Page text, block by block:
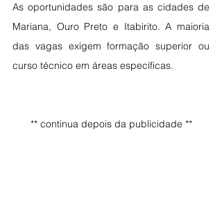
As oportunidades são para as cidades de
Mariana, Ouro Preto e Itabirito. A maioria
das vagas exigem formação superior ou
curso técnico em áreas específicas.
** continua depois da publicidade **